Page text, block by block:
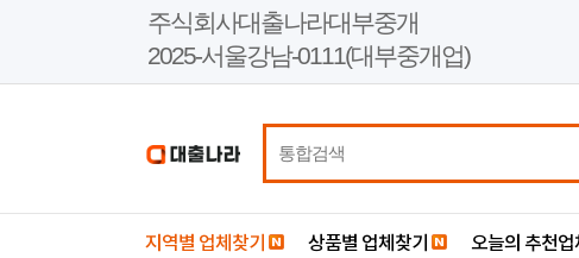
주식회사대출나라대부중개
2025-서울강남-0111(대부중개업)
지역별 업체찾기 상품별 업체찾기 오늘의 추천업